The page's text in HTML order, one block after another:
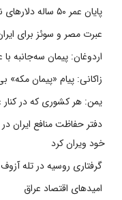
پایان عمر ۵۰ ساله دلارهای نفتی به دست ایران
عبرت مصر و سوئز برای
اردوغان: پیمان سه‌جانبه
زاکانی: پیام «پیمان
یمن: هر کشوری که در کنار
دفتر حفاظت منافع ایران
خود ویران کرد
گرفتاری روسیه در تله آزوف
امیدهای اقتصاد عراق